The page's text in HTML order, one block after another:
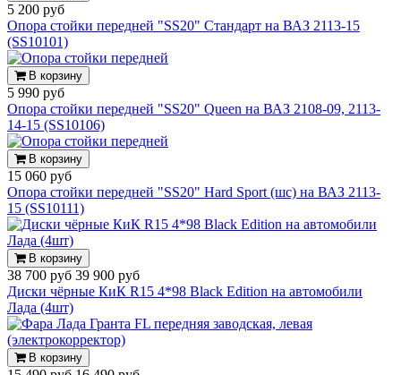
5 200 руб
Опора стойки передней "SS20" Стандарт на ВАЗ 2113-15
(SS10101)
В корзину
5 990 руб
Опора стойки передней "SS20" Queen на ВАЗ 2108-09, 2113-
14-15 (SS10106)
В корзину
15 060 руб
Опора стойки передней "SS20" Hard Sport (шс) на ВАЗ 2113-
15 (SS10111)
В корзину
38 700 руб 39 900 руб
Диски чёрные КиК R15 4*98 Black Edition на автомобили
Лада (4шт)
В корзину